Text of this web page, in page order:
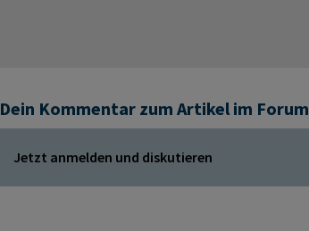
Dein Kommentar zum Artikel im Forum
Jetzt anmelden und diskutieren